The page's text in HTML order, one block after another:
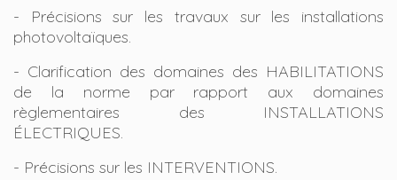
- Précisions sur les travaux sur les installations
photovoltaïques.
- Clarification des domaines des HABILITATIONS
de la norme par rapport aux domaines
règlementaires des INSTALLATIONS
ÉLECTRIQUES.
- Précisions sur les INTERVENTIONS.